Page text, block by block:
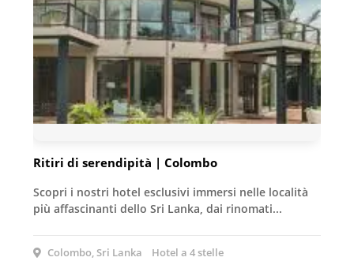
Ritiri di serendipità | Colombo
Scopri i nostri hotel esclusivi immersi nelle località
più affascinanti dello Sri Lanka, dai rinomati...
Colombo, Sri Lanka Hotel a 4 stelle